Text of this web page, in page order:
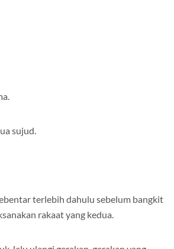
sujud.
terlebih dahulu sebelum bangkit
rakaat yang kedua.